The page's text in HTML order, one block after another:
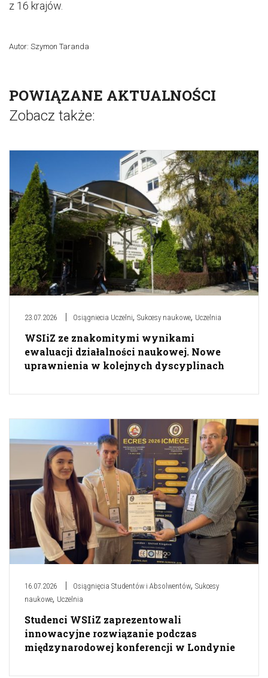
z 16 krajów.
Autor: Szymon Taranda
POWIĄZANE AKTUALNOŚCI
Zobacz także:
23.07.2026 Osiągniecia Uczelni, Sukcesy naukowe, Uczelnia
WSIiZ ze znakomitymi wynikami
ewaluacji działalności naukowej. Nowe
uprawnienia w kolejnych dyscyplinach
16.07.2026 Osiągnięcia Studentów i Absolwentów, Sukcesy
naukowe, Uczelnia
Studenci WSIiZ zaprezentowali
innowacyjne rozwiązanie podczas
międzynarodowej konferencji w Londynie